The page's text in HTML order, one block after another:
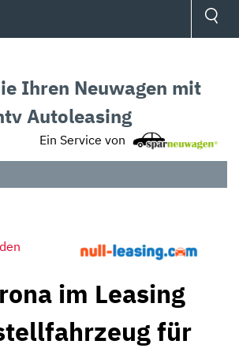
Ihren Neuwagen mit
Autoleasing
Ein Service von
im Leasing
für